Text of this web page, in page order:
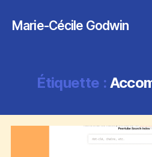
Marie-Cécile Godwin
Étiquette :